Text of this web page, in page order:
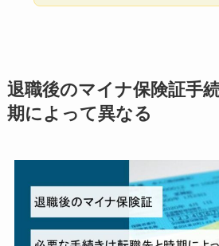
退職後のマイナ保険証手
期によって異なる